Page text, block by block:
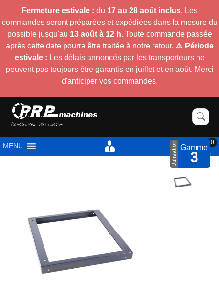
Fermeture estivale : du 17 au 28 août inclus. Les
commandes seront préparées et expédiées dans la mesure du
possible jusqu'au 13 août à 12 h. Toute commande passée
après cette date pourra être traitée à notre retour. ⚠️ Période
estivale : Les délais annoncés par les transporteurs ne
peuvent pas toujours être garantis en juillet et en août. Merci
d'anticiper vos commandes.
MENU 0
Utilisation Gamme
3